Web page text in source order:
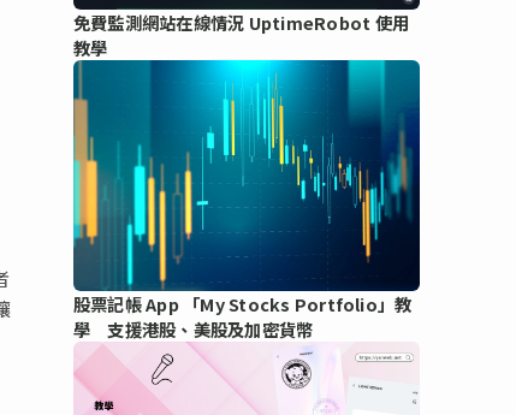
免費監測網站在線情況 UptimeRobot 使用
教學
股票記帳 App 「My Stocks Portfolio」教
學 支援港股、美股及加密貨幣